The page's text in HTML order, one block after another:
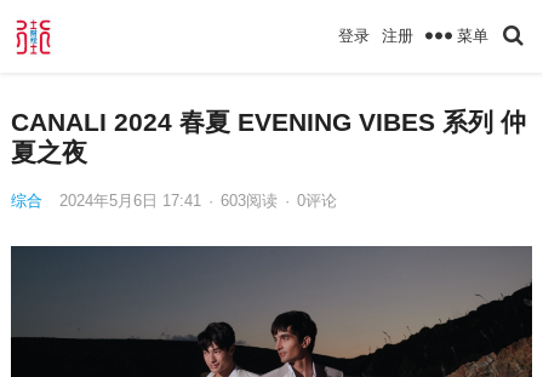
登录 注册 菜单
CANALI 2024 春夏 EVENING VIBES 系列 仲
夏之夜
综合 2024年5月6日 17:41 · 603阅读 · 0评论